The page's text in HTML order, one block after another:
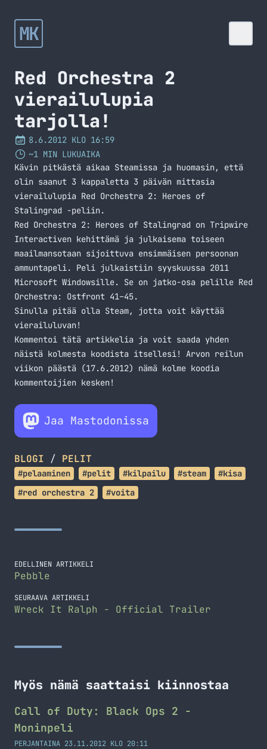
MK
Red Orchestra 2
vierailulupia
tarjolla!
8.6.2012 KLO 16:59
~1 MIN LUKUAIKA
Kävin pitkästä aikaa Steamissa ja huomasin, että
olin saanut 3 kappaletta 3 päivän mittasia
vierailulupia Red Orchestra 2: Heroes of
Stalingrad -peliin.
Red Orchestra 2: Heroes of Stalingrad on Tripwire
Interactiven kehittämä ja julkaisema toiseen
maailmansotaan sijoittuva ensimmäisen persoonan
ammuntapeli. Peli julkaistiin syyskuussa 2011
Microsoft Windowsille. Se on jatko-osa pelille Red
Orchestra: Ostfront 41–45.
Sinulla pitää olla Steam, jotta voit käyttää
vierailuluvan!
Kommentoi tätä artikkelia ja voit saada yhden
näistä kolmesta koodista itsellesi! Arvon reilun
viikon päästä (17.6.2012) nämä kolme koodia
kommentoijien kesken!
Jaa Mastodonissa
BLOGI / PELIT
#pelaaminen #pelit #kilpailu #steam
#kisa
#red orchestra 2
#voita
EDELLINEN ARTIKKELI
Pebble
SEURAAVA ARTIKKELI
Wreck It Ralph - Official Trailer
Myös nämä saattaisi kiinnostaa
Call of Duty: Black Ops 2 -
Moninpeli
PERJANTAINA 23.11.2012 KLO 20:11